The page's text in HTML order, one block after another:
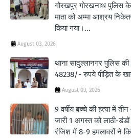
गोरखपुर गोरखनाथ पुलिस
माता को अम्मा आश्रय
किया गया।...
August 03, 2026
थाना सादुल्लानगर पुलिस
48238/- रुपये पीड़ित के
August 03, 2026
9 वर्षीय बच्चे की हत्या में
जारी 1 अगस्त को लाठी-
रंजिश में 8-9 हमलावरों ने